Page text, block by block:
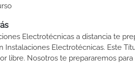
Electrotécnicas a distancia te
Instalaciones Electrotécnicas. Este
libre. Nosotros te prepararemos